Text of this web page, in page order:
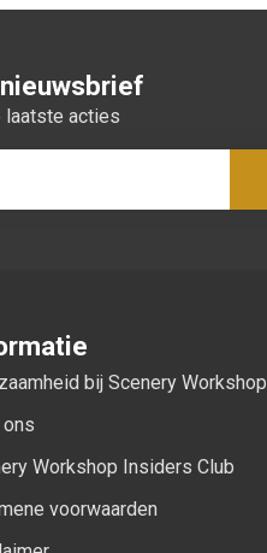
laatste acties
bij Scenery Workshop
Workshop Insiders Club
voorwaarden